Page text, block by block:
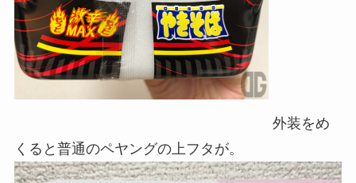
外装をめ
くると普通のペヤングの上フタが。